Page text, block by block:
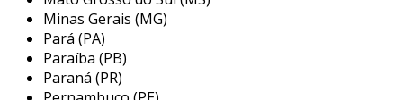
entre outras.
a máquina geradora de temperatura,
responsável pela refrigeração interna do
Minas Gerais (MG)
Pará (PA)
Paraíba (PB)
Paraná (PR)